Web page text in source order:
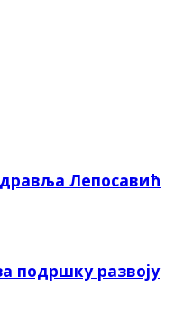
Лепосавић
подршку развоју